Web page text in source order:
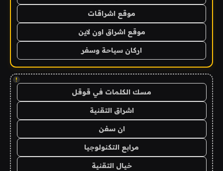
موقع اشراقات
موقع اشراق اون لاين
اركان سياحة وسفر
!
مسك الكلمات في قوقل
اشراق التقنية
ان سفن
مرابع التكنولوجيا
خيال التقنية